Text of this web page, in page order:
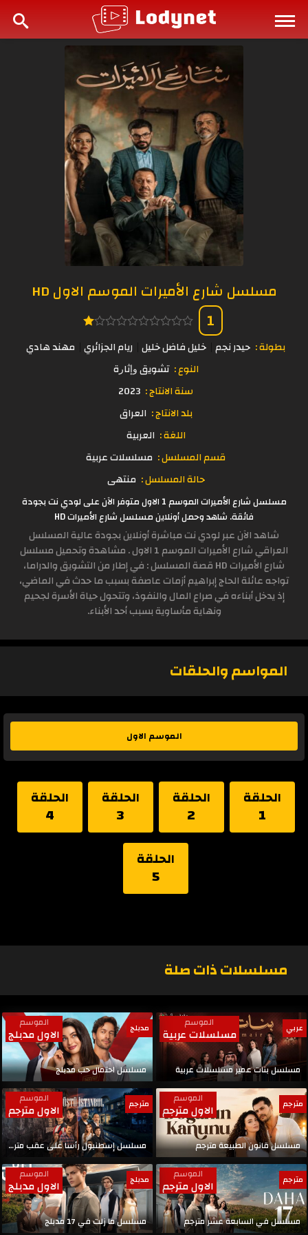
مسلسل شارع الأميرات الموسم الاول HD
1
بطولة : حيدر نجم خليل فاضل خليل ريام الجزائري مهند هادي
النوع : ﺗﺸﻮﻳﻖ ﻭﺇﺛﺎﺭة
سنة الانتاج : 2023
بلد الانتاج : العراق
اللغة : العربية
قسم المسلسل : مسلسلات عربية
حالة المسلسل : منتهى
مسلسل شارع الأميرات الموسم 1 الاول متوفر الآن على لودي نت بجودة
فائقة. شاهد وحمل أونلاين مسلسل شارع الأميرات HD
شاهد الآن عبر لودي نت مباشرة أونلاين بجودة عالية المسلسل
العراقي شارع الأميرات الموسم 1 الاول . مشاهدة وتحميل مسلسل
شارع الأميرات HD قصة المسلسل : في إطار من التشويق والدراما،
تواجه عائلة الحاج إبراهيم أزمات عاصفة بسبب ما حدث في الماضي،
إذ يدخل أبناءه في صراع المال والنفوذ، وتتحول حياة الأسرة لجحيم
ونهاية مأساوية بسبب أحد الأبناء.
المواسم والحلقات
الموسم الاول
الحلقة
1
الحلقة
2
الحلقة
3
الحلقة
4
الحلقة
5
مسلسلات ذات صلة
عربي الموسم
مسلسلات عربية
مسلسل بنات عمير مسلسلات عربية
مدبلج الموسم
الاول مدبلج
مسلسل احتمال حب مدبلج
مترجم الموسم
الاول مترجم
مسلسل قانون الطبيعة مترجم
مترجم الموسم
الاول مترجم
مسلسل إسطنبول رأسا على عقب مترجم
مترجم الموسم
الاول مترجم
مسلسل في السابعة عشر مترجم
مدبلج الموسم
الاول مدبلج
مسلسل ما زلت في 17 مدبلج